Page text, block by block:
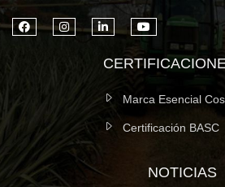
Marca Esencial
Certificación BASC
NOTICIAS